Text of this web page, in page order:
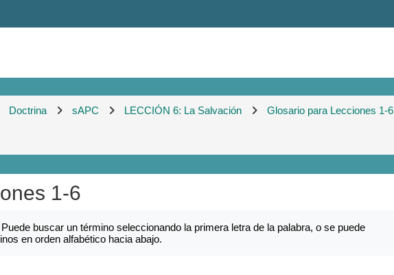
Doctrina sAPC LECCIÓN 6: La Salvación Glosario para Lecciones 1-6
1-6
buscar un término seleccionando la primera letra de la palabra, o se puede
en orden alfabético hacia abajo.